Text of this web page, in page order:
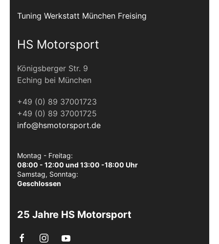
Tuning Werkstatt München Freising
HS Motorsport
Königsberger Str. 9
Eching bei München
+49 (0) 89 37001723
+49 (0) 89 37001725
info@hsmotorsport.de
Montag - Freitag:
08:00 - 12:00 und 13:00 -18:00 Uhr
Samstag, Sonntag:
Geschlossen
25 Jahre HS Motorsport